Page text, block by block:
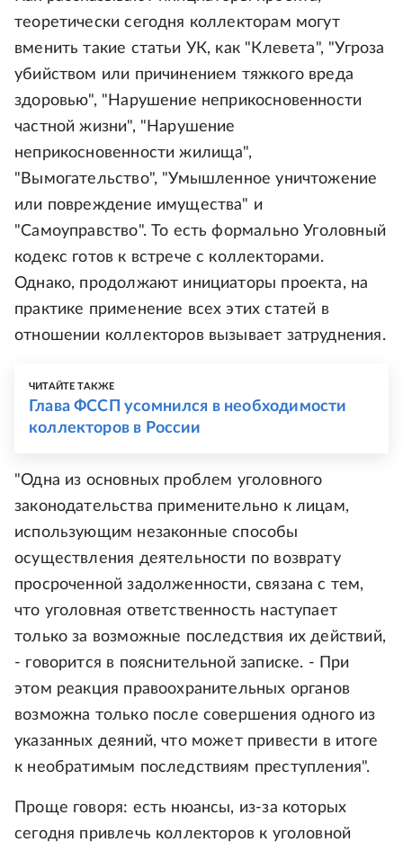
теоретически сегодня коллекторам могут
вменить такие статьи УК, как "Клевета", "Угроза
убийством или причинением тяжкого вреда
здоровью", "Нарушение неприкосновенности
частной жизни", "Нарушение
неприкосновенности жилища",
"Вымогательство", "Умышленное уничтожение
или повреждение имущества" и
"Самоуправство". То есть формально Уголовный
кодекс готов к встрече с коллекторами.
Однако, продолжают инициаторы проекта, на
практике применение всех этих статей в
отношении коллекторов вызывает затруднения.
ЧИТАЙТЕ ТАКЖЕ
Глава ФССП усомнился в необходимости
коллекторов в России
"Одна из основных проблем уголовного
законодательства применительно к лицам,
использующим незаконные способы
осуществления деятельности по возврату
просроченной задолженности, связана с тем,
что уголовная ответственность наступает
только за возможные последствия их действий,
- говорится в пояснительной записке. - При
этом реакция правоохранительных органов
возможна только после совершения одного из
указанных деяний, что может привести в итоге
к необратимым последствиям преступления".
Проще говоря: есть нюансы, из-за которых
сегодня привлечь коллекторов к уголовной